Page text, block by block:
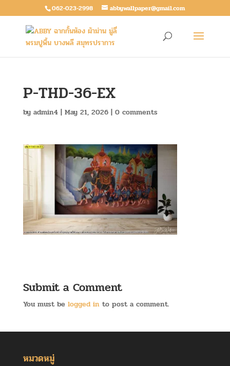
062-023-2998 abbywallpaper@gmail.com
P-THD-36-EX
by admin4| May 21, 2026| 0 comments
Submit a Comment
You must be logged into post a comment.
หมวดหมู่